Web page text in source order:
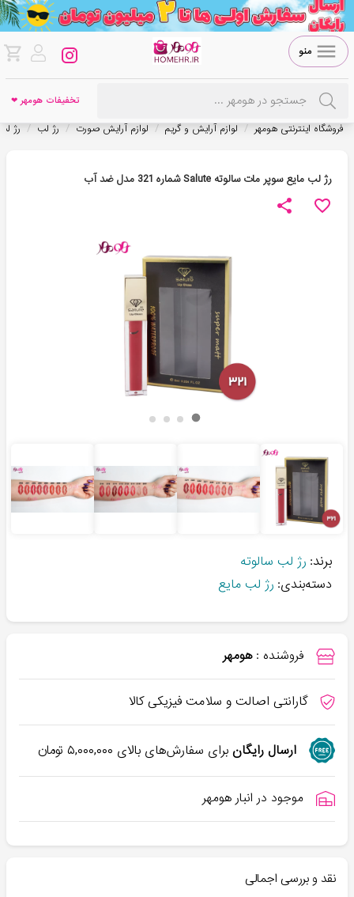
منو
تخفیفات هومهر ❤
فروشگاه اینترنتی هومهر / لوازم آرایش و گریم / لوازم آرایش صورت / رژ لب / رژ
رژ لب مایع سوپر مات سالوته Salute شماره 321 مدل ضد آب
برند: رژ لب سالوته
دسته‌بندی: رژ لب مایع
فروشنده : هومهر
گارانتی اصالت و سلامت فیزیکی کالا
ارسال رایگانبرای سفارش‌های بالای ۵,۰۰۰,۰۰۰تومان
موجود در انبار هومهر
نقد و بررسی اجمالی